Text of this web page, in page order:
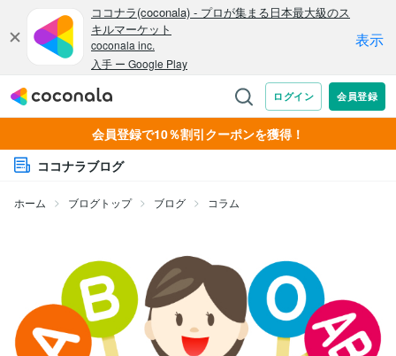
会員登録で10％割引クーポンを獲得！
ココナラブログ
ホーム ブログトップ ブログ コラム